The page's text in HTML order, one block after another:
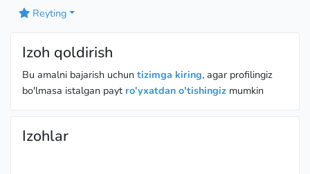
Reyting
Izoh qoldirish
Bu amalni bajarish uchun tizimga kiring, agar profilingiz
bo'lmasa istalgan payt ro'yxatdan o'tishingiz mumkin
Izohlar